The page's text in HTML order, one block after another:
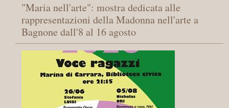
"Maria nell'arte": mostra dedicata alle
rappresentazioni della Madonna nell'arte a
Bagnone dall'8 al 16 agosto